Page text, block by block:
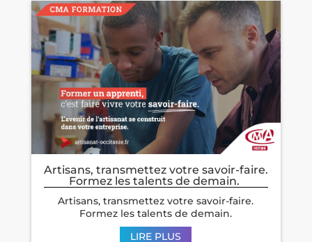
Artisans, transmettez votre savoir-faire.
Formez les talents de demain.
Artisans, transmettez votre savoir-faire.
Formez les talents de demain.
LIRE PLUS